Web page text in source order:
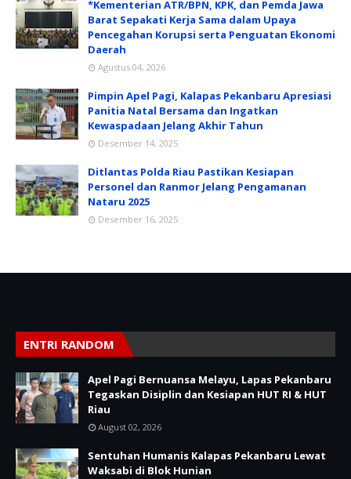
*Kementerian ATR/BPN, KPK, dan Pemda Jawa
Barat Sepakati Kerja Sama dalam Upaya
Pencegahan Korupsi serta Penguatan Ekonomi
Daerah
Agustus 04, 2026
Pimpin Apel Pagi, Kalapas Pekanbaru Apresiasi
Panitia Natal Bersama dan Ingatkan
Kewaspadaan Jelang Akhir Tahun
Desember 14, 2025
Ditlantas Polda Riau Pastikan Kesiapan
Personel dan Ranmor Jelang Pengamanan
Nataru 2025
Desember 16, 2025
ENTRI RANDOM
Apel Pagi Bernuansa Melayu, Lapas Pekanbaru
Tegaskan Disiplin dan Kesiapan HUT RI & HUT
Riau
August 02, 2026
Sentuhan Humanis Kalapas Pekanbaru Lewat
Waksabi di Blok Hunian